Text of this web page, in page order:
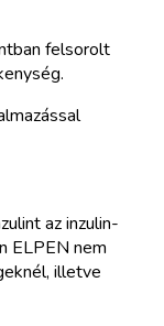
felsorolt
az inzulin-
ELPEN nem
illetve